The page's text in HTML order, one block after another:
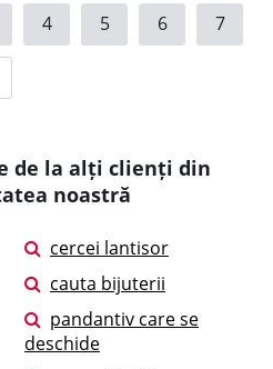
4 5 6 7
de la alți clienți din
noastră
cercei lantisor
cauta bijuterii
pandantiv care se
deschide